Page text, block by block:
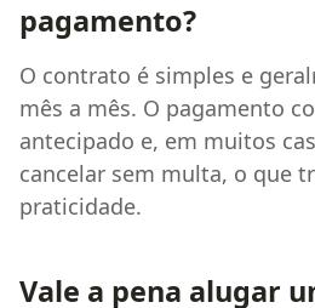
pagamento?
O contrato é simples e
mês a mês. O pagamento
antecipado e, em muitos
cancelar sem multa, o que
praticidade.
Vale a pena alugar